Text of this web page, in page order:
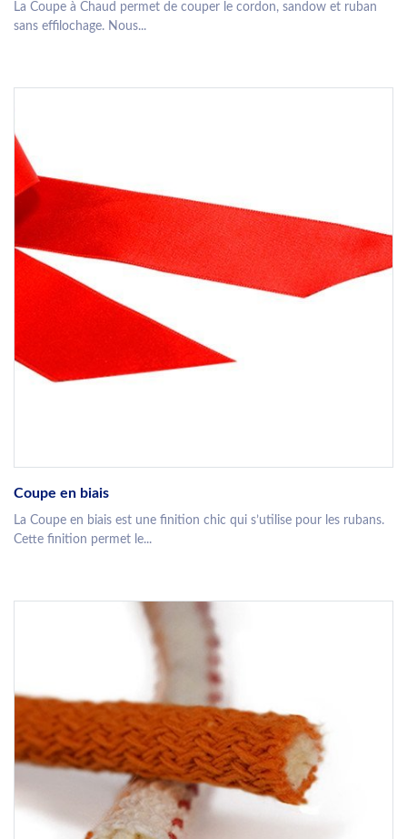
La Coupe à Chaud permet de couper le cordon, sandow et ruban
sans effilochage. Nous...
Coupe en biais
La Coupe en biais est une finition chic qui s’utilise pour les rubans.
Cette finition permet le...